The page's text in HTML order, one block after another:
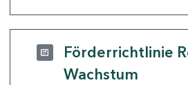
Förderrichtlinie
Wachstum